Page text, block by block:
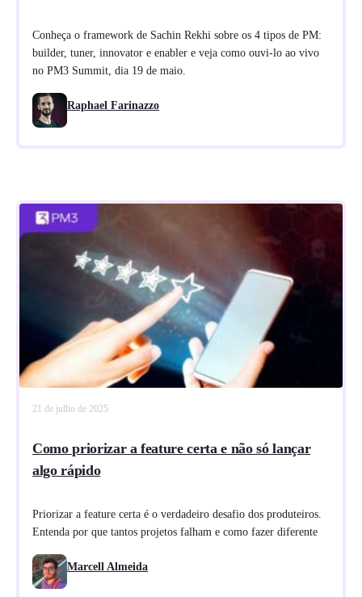
Conheça o framework de Sachin Rekhi sobre os 4 tipos de PM:
builder, tuner, innovator e enabler e veja como ouvi-lo ao vivo
no PM3 Summit, dia 19 de maio.
Raphael Farinazzo
21 de julho de 2025
Como priorizar a feature certa e não só lançar
algo rápido
Priorizar a feature certa é o verdadeiro desafio dos produteiros.
Entenda por que tantos projetos falham e como fazer diferente
Marcell Almeida